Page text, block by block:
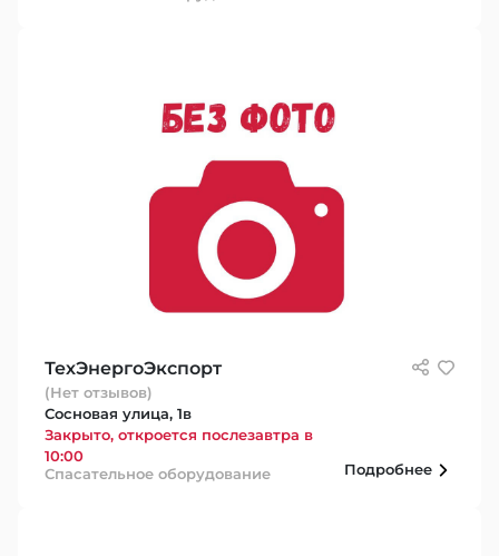
ТехЭнергоЭкспорт
(Нет отзывов)
Сосновая улица, 1в
Закрыто, откроется послезавтра в
10:00
Спасательное оборудование
Подробнее